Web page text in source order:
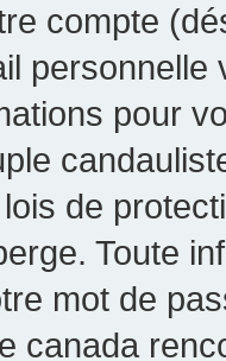
compte
pour
de
Toute
mot de
canada